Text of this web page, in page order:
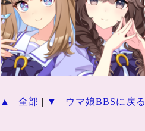
▲ | 全部 | ▼ | ウマ娘BBSに戻る